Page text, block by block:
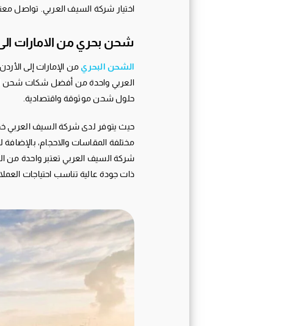
اختيار شركة السيف العربي. تواصل
شحن بحري من الامارات
الشحن البحري من الإمارات إلى
العربي واحدة من أفضل شكات شحن الى
حلول شحن موثوقة واقتصادية.
حيث يتوفر لدى شركة السيف العربي
مختلفة المقاسات والاحجام،
شركة السيف العربي تعتبر واحدة من
ذات جودة عالية تناسب احتياجات